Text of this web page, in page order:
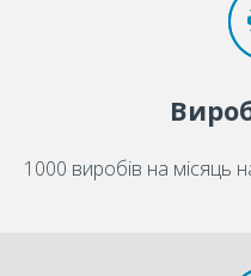
1000 виробів на місяць